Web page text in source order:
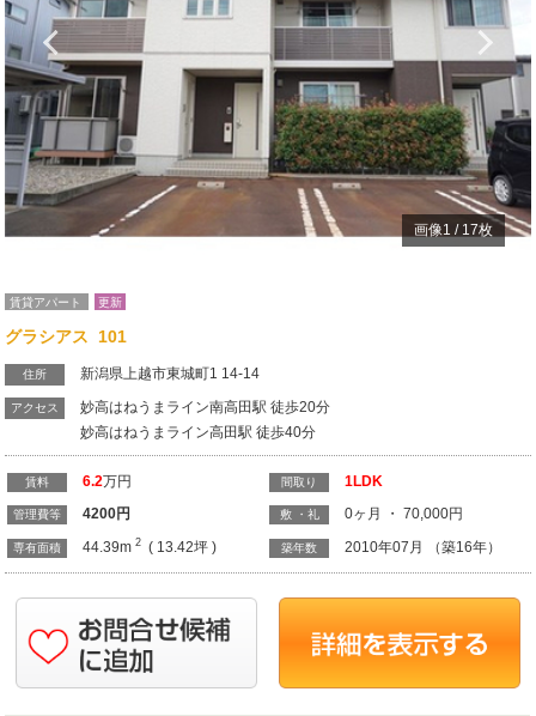
Previous
画像1 / 17枚
賃貸アパート 更新
グラシアス 101
住所 新潟県上越市東城町1 14-14
アクセス
妙高はねうまライン南高田駅 徒歩20分
妙高はねうまライン高田駅 徒歩40分
賃料 6.2万円
管理費等 4200円
専有面積 44.39m 2( 13.42坪 )
間取り 1LDK
敷 ・礼 0ヶ月 ・ 70,000円
築年数 2010年07月 （築16年）